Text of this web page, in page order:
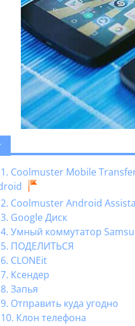
1. Coolmuster Mobile
2. Coolmuster Android
3. Google Диск
4. Умный коммутатор
5. ПОДЕЛИТЬСЯ
6. CLONEit
7. Ксендер
8. Запья
9. Отправить куда угодно
10. Клон телефона